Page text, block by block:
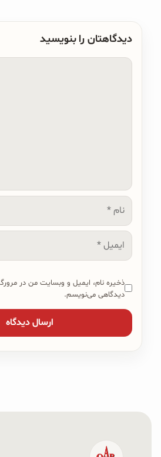
دیدگاهتان را بنویسید
نام
ایمیل
ذخیره نام، ایمیل و وبسایت من در
دیدگاهی می‌نویسم.